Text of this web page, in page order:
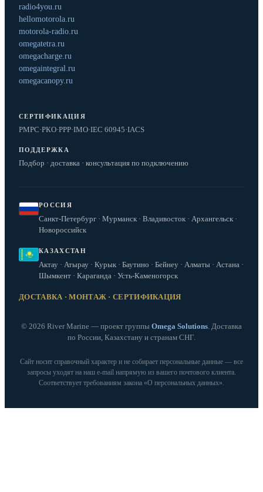
radio4you.ru
hellomotorola.ru
motorola-radio.ru
omegatetra.ru
omegacharge.ru
omegaintegral.ru
omegacanopy.ru
СЕРТИФИКАЦИЯ
РМРС·РКО·РРР·IMO·IEC 60945·IACS
ПОДДЕРЖКА
Подбор · доставка · консультация по подключению
РОССИЯ
Санкт-Петербург · Мурманск · Владивосток · Архангельск ·
Новороссийск
КАЗАХСТАН
Актау · Атырау · Курык · Баутино · Бейнеу · Алматы · Астана ·
Шымкент · Караганда · Усть-Каменогорск
ДОСТАВКА · МОНТАЖ · СЕРТИФИКАЦИЯ
© 2026 River Marine — проект группы Omega Solutions. Доставка
по России, Казахстану и странам СНГ.
Сайт носит справочный характер и не собирает персональные данные — все
запросы уходят на наш e‑mail напрямую из вашего почтового клиента.
Соответствует требованиям закона «О персональных данных».